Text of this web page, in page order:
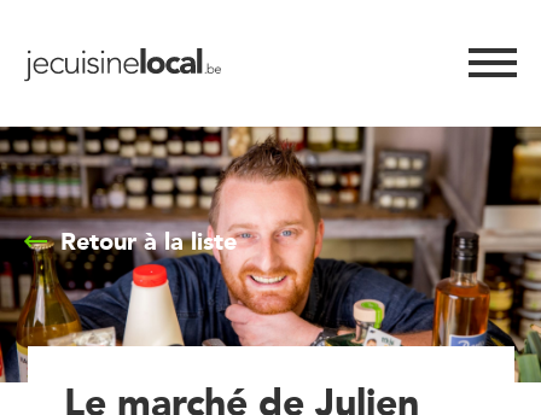
Retour à la liste
Le marché de Julien